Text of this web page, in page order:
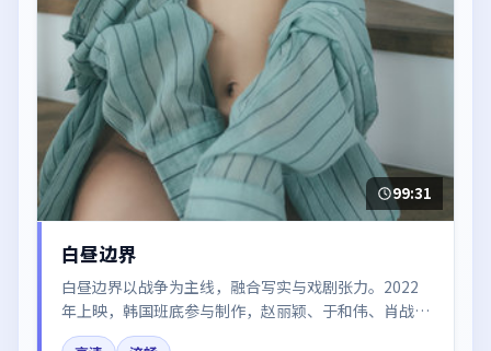
99:31
白昼边界
白昼边界以战争为主线，融合写实与戏剧张力。2022
年上映，韩国班底参与制作，赵丽颖、于和伟、肖战在
片中呈现细腻表演，影像风格统一，配乐与剪辑强化了